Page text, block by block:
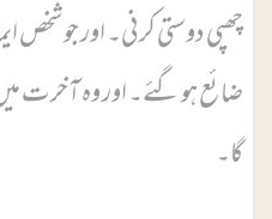
چھپی دوستی کرنی۔ اور جو شخص
ضائع ہو گئے۔ اور وہ آخرت
گا۔